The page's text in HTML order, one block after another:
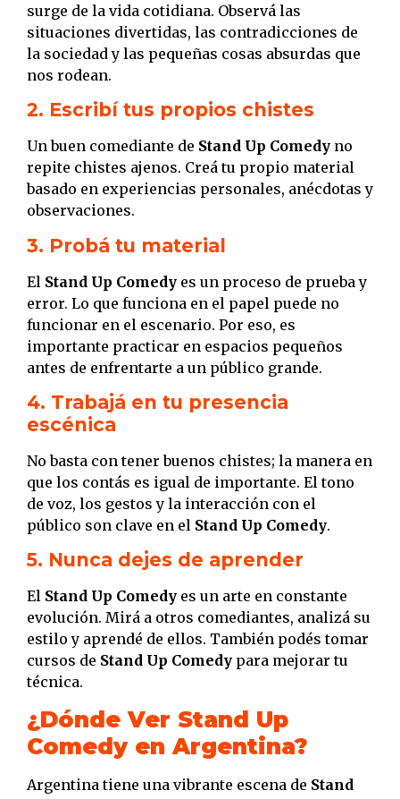
surge de la vida cotidiana. Observá las
situaciones divertidas, las contradicciones de
la sociedad y las pequeñas cosas absurdas que
nos rodean.
2. Escribí tus propios chistes
Un buen comediante de Stand Up Comedy no
repite chistes ajenos. Creá tu propio material
basado en experiencias personales, anécdotas y
observaciones.
3. Probá tu material
El Stand Up Comedy es un proceso de prueba y
error. Lo que funciona en el papel puede no
funcionar en el escenario. Por eso, es
importante practicar en espacios pequeños
antes de enfrentarte a un público grande.
4. Trabajá en tu presencia
escénica
No basta con tener buenos chistes; la manera en
que los contás es igual de importante. El tono
de voz, los gestos y la interacción con el
público son clave en el Stand Up Comedy.
5. Nunca dejes de aprender
El Stand Up Comedy es un arte en constante
evolución. Mirá a otros comediantes, analizá su
estilo y aprendé de ellos. También podés tomar
cursos de Stand Up Comedy para mejorar tu
técnica.
¿Dónde Ver Stand Up
Comedy en Argentina?
Argentina tiene una vibrante escena de Stand